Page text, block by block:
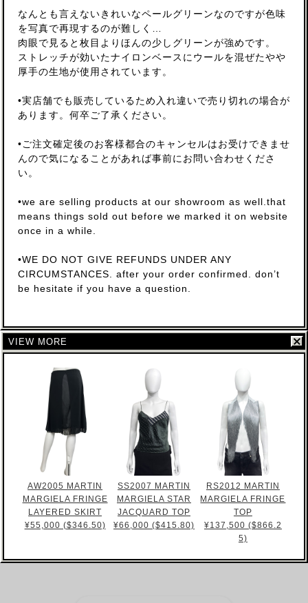
なんとも言えないきれいなペールグリーンなのですが色味
を写真で再現するのが難しく…
肉眼で見ると枚目よりほんの少しグリーンが強めです。
ストレッチが効いたナイロンベースにウールを混ぜたやや
厚手の生地が使用されています。
•実店舗でも販売しているため入れ違いで売り切れの場合が
あります。何卒ご了承ください。
•ご注文確定後のお客様都合のキャンセルはお受けできませ
んので気になることがあれば事前にお問い合わせくださ
い。
•we are selling products at our showroom as well.that
means things sold out before we marked it on website
once in a while.
•WE DO NOT GIVE REFUNDS UNDER ANY
CIRCUMSTANCES. after your order confirmed. don’t
be hesitate if you have a question.
VIEW MORE
AW2005 MARTIN
MARGIELA FRINGE
LAYERED SKIRT
¥55,000 ($346.50)
SS2007 MARTIN
MARGIELA STAR
JACQUARD TOP
¥66,000 ($415.80)
RS2012 MARTIN
MARGIELA FRINGE
TOP
¥137,500 ($866.2
5)